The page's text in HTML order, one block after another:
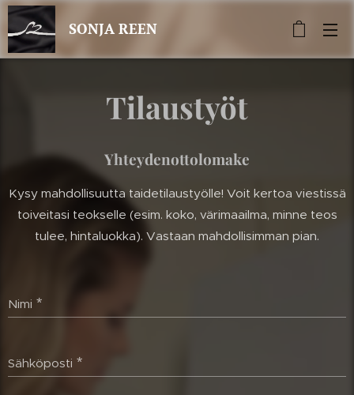
SONJA REEN
Tilaustyöt
Yhteydenottolomake
Kysy mahdollisuutta taidetilaustyölle! Voit kertoa viestissä
toiveitasi teokselle (esim. koko, värimaailma, minne teos
tulee, hintaluokka). Vastaan mahdollisimman pian.
Nimi
Sähköposti